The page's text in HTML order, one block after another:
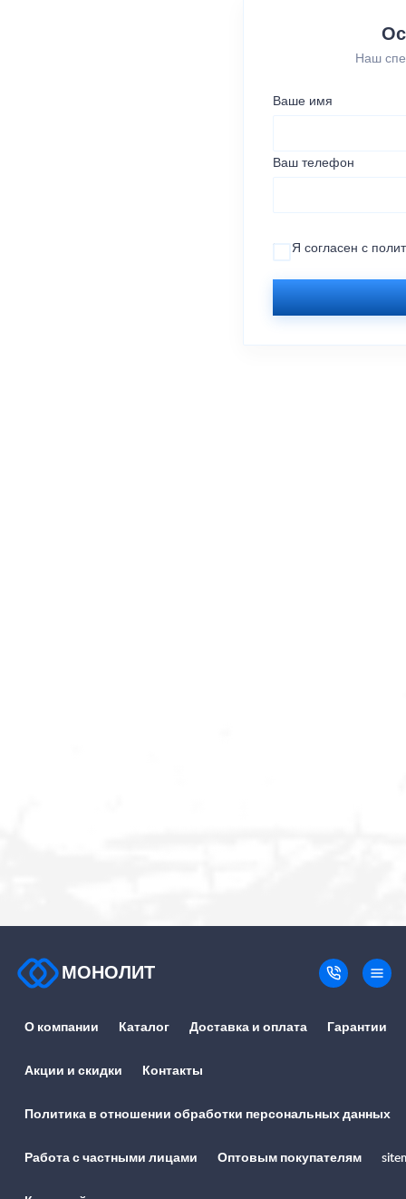
Наш
Ваше имя
Ваш телефон
Я согласен с
МОНОЛИТ
О компании Каталог Доставка и оплата Гарантии
Акции и скидки Контакты
Политика в отношении обработки персональных данных
Работа с частными лицами Оптовым покупателям